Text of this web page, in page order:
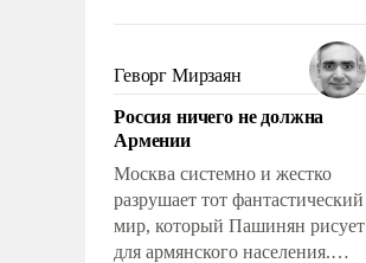
Сложившаяся ситуация
означает многолетний период
уязвимости США, например,
перед Китаем.
Геворг Мирзаян
Россия ничего не должна
Армении
Москва системно и жестко
разрушает тот фантастический
мир, который Пашинян рисует
для армянского населения.